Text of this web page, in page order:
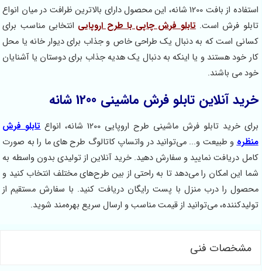
استفاده از بافت 1200 شانه، این محصول دارای بالاترین ظرافت در میان انواع
تابلو فرش است.تابلو فرش چاپی با طرح اروپایی انتخابی مناسب برای
کسانی است که به دنبال یک طراحی خاص و جذاب برای دیوار خانه یا محل
کار خود هستند و یا اینکه به دنبال یک هدیه جذاب برای دوستان یا آشنایان
خود می باشند.
خرید آنلاین تابلو فرش ماشینی 1200 شانه
برای خرید تابلو فرش ماشینی طرح اروپایی 1200 شانه، انواع
تابلو فرش
منظرهو طبیعت و... می‌توانید در واتساپ کاتالوگ طرح های ما را به صورت
کامل دریافت نمایید و سفارش دهید. خرید آنلاین از تولیدی بدون واسطه به
شما این امکان را می‌دهد تا به راحتی از بین طرح‌های مختلف انتخاب کنید و
محصول را درب منزل با پست رایگان دریافت کنید. با سفارش مستقیم از
تولیدکننده، می‌توانید از قیمت مناسب و ارسال سریع بهره‌مند شوید.
مشخصات فنی